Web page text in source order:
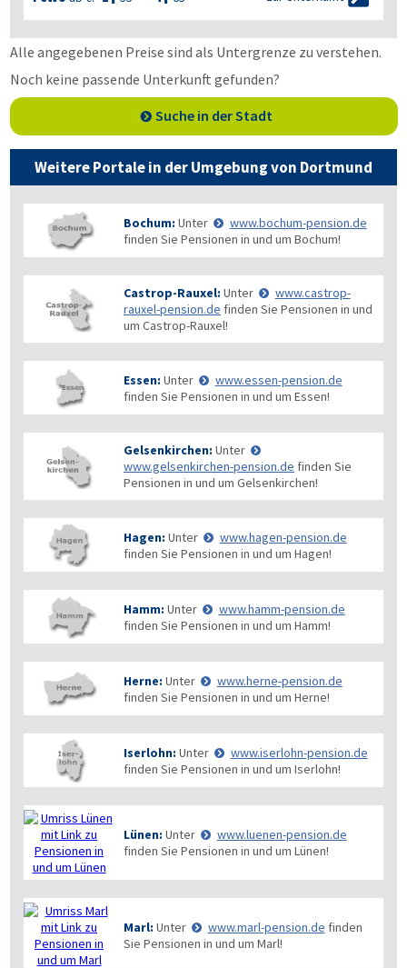
Alle angegebenen Preise sind als Untergrenze zu verstehen.
Noch keine passende Unterkunft gefunden?
Suche in der Stadt
Weitere Portale in der Umgebung von Dortmund
Bochum: Unter
www.bochum-pension.de
finden Sie Pensionen in und um Bochum!
Castrop-Rauxel: Unter
www.castrop-
rauxel-pension.de finden Sie Pensionen in und
um Castrop-Rauxel!
Essen: Unter
www.essen-pension.de
finden Sie Pensionen in und um Essen!
Gelsenkirchen: Unter
www.gelsenkirchen-pension.de finden Sie
Pensionen in und um Gelsenkirchen!
Hagen: Unter
www.hagen-pension.de
finden Sie Pensionen in und um Hagen!
Hamm: Unter
www.hamm-pension.de
finden Sie Pensionen in und um Hamm!
Herne: Unter
www.herne-pension.de
finden Sie Pensionen in und um Herne!
Iserlohn: Unter
www.iserlohn-pension.de
finden Sie Pensionen in und um Iserlohn!
Lünen: Unter
www.luenen-pension.de
finden Sie Pensionen in und um Lünen!
Marl: Unter www.marl-pension.de finden
Sie Pensionen in und um Marl!